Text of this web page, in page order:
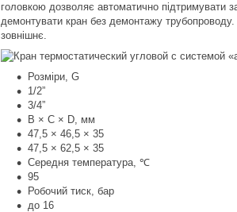
головкою дозволяє автоматично підтримувати
демонтувати кран без демонтажу
зовнішнє.
Розміри, G
1/2”
3/4”
B × C × D, мм
47,5 × 46,5 × 35
47,5 × 62,5 × 35
Середня температура, ℃
95
Робочий тиск, бар
до 16